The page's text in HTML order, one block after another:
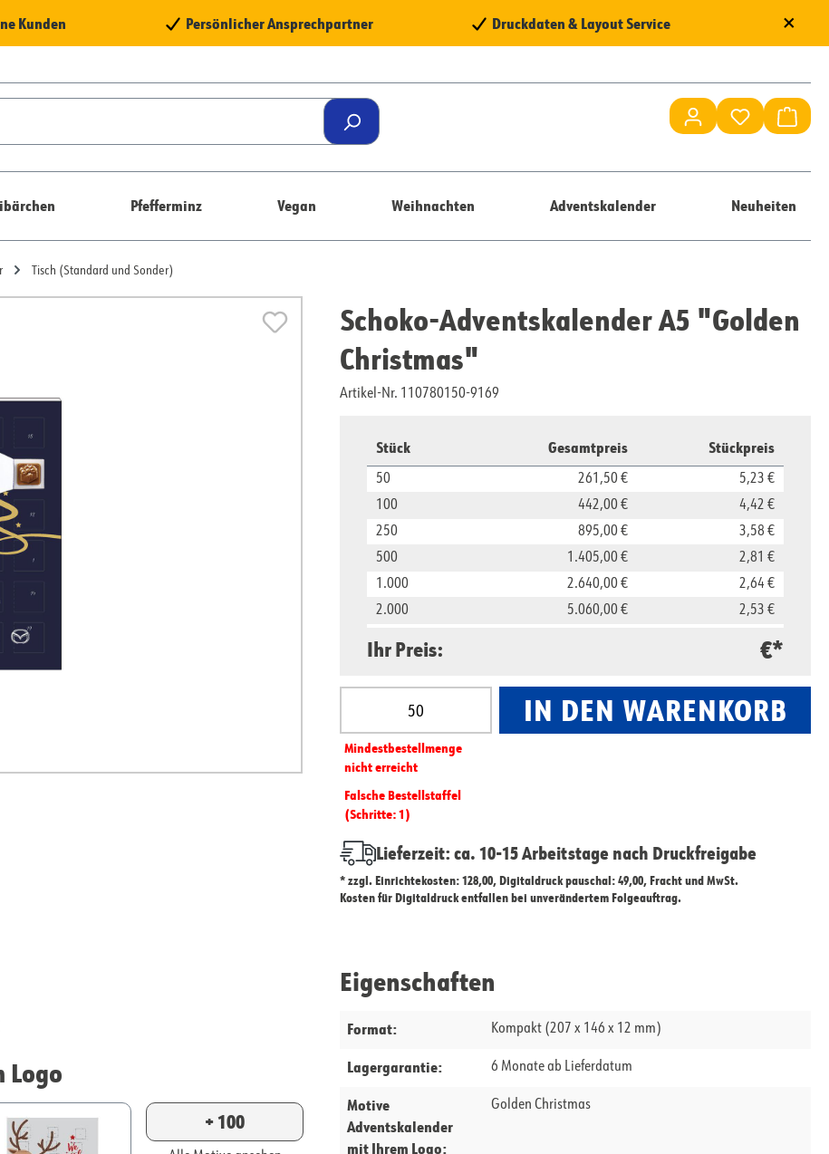
Kunden Persönlicher Ansprechpartner Druckdaten & Layout Service ×
Du hast 0
Pfefferminz Vegan Weihnachten Adventskalender Neuheiten
Tisch (Standard und Sonder)
Schoko-Adventskalender A5 "Golden
Christmas"
Artikel-Nr. 110780150-9169
Stück Gesamtpreis Stückpreis
50 261,50 €
5,23 €
100
442,00 €
4,42 €
250
895,00 €
3,58 €
500
1.405,00 €
2,81 €
1.000
2.640,00 €
2,64 €
2.000
5.060,00 €
2,53 €
2,35 €
Ihr Preis: €*
Produkt Anzahl: Gib den gewünschten Wert ein oder
Mindest­­bestell­­menge
nicht erreicht
Falsche Bestellstaffel
(Schritte: 1)
IN DEN WARENKORB
Lieferzeit: ca. 10-15 Arbeitstage nach Druckfreigabe
* zzgl. Einrichtekosten: 128,00, Digitaldruck pauschal: 49,00, Fracht und MwSt.
Kosten für Digitaldruck entfallen bei unverändertem Folgeauftrag.
+ 100
Eigenschaften
Format: Kompakt (207 x 146 x 12 mm)
Lagergarantie: 6 Monate ab Lieferdatum
Motive
Adventskalender
mit Ihrem Logo:
Golden Christmas